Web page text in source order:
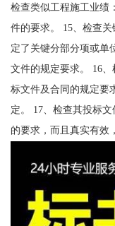
检查类似工程施工业绩
件的要求。 15、检查
定了关键分部分项或单
文件的规定要求。 16
标文件及合同的规定要
定。 17、检查其投标
的要求，而且真实有效